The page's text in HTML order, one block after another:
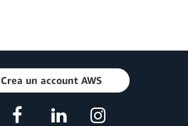
Crea un account AWS